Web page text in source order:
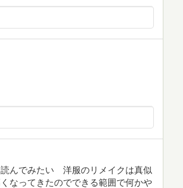
んでみたい 洋服のリメイクは真似
なってきたのでできる範囲で何かや